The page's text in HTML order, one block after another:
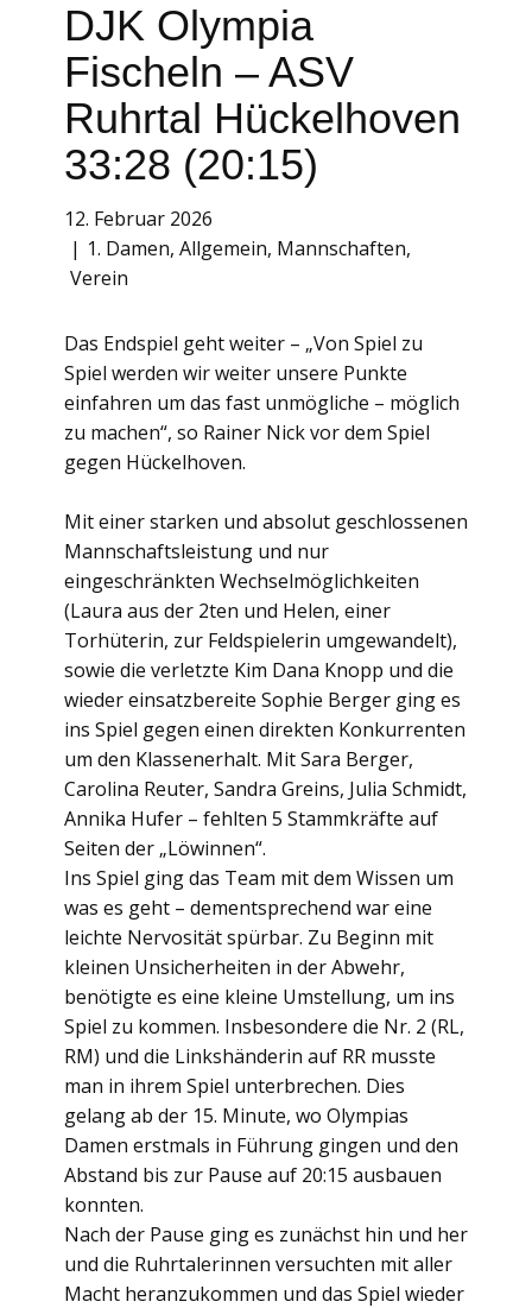
DJK Olympia
Fischeln – ASV
Ruhrtal Hückelhoven
33:28 (20:15)
12. Februar 2026
1. Damen, Allgemein, Mannschaften,
Verein
Das Endspiel geht weiter – „Von Spiel zu
Spiel werden wir weiter unsere Punkte
einfahren um das fast unmögliche – möglich
zu machen“, so Rainer Nick vor dem Spiel
gegen Hückelhoven.
Mit einer starken und absolut geschlossenen
Mannschaftsleistung und nur
eingeschränkten Wechselmöglichkeiten
(Laura aus der 2ten und Helen, einer
Torhüterin, zur Feldspielerin umgewandelt),
sowie die verletzte Kim Dana Knopp und die
wieder einsatzbereite Sophie Berger ging es
ins Spiel gegen einen direkten Konkurrenten
um den Klassenerhalt. Mit Sara Berger,
Carolina Reuter, Sandra Greins, Julia Schmidt,
Annika Hufer – fehlten 5 Stammkräfte auf
Seiten der „Löwinnen“.
Ins Spiel ging das Team mit dem Wissen um
was es geht – dementsprechend war eine
leichte Nervosität spürbar. Zu Beginn mit
kleinen Unsicherheiten in der Abwehr,
benötigte es eine kleine Umstellung, um ins
Spiel zu kommen. Insbesondere die Nr. 2 (RL,
RM) und die Linkshänderin auf RR musste
man in ihrem Spiel unterbrechen. Dies
gelang ab der 15. Minute, wo Olympias
Damen erstmals in Führung gingen und den
Abstand bis zur Pause auf 20:15 ausbauen
konnten.
Nach der Pause ging es zunächst hin und her
und die Ruhrtalerinnen versuchten mit aller
Macht heranzukommen und das Spiel wieder